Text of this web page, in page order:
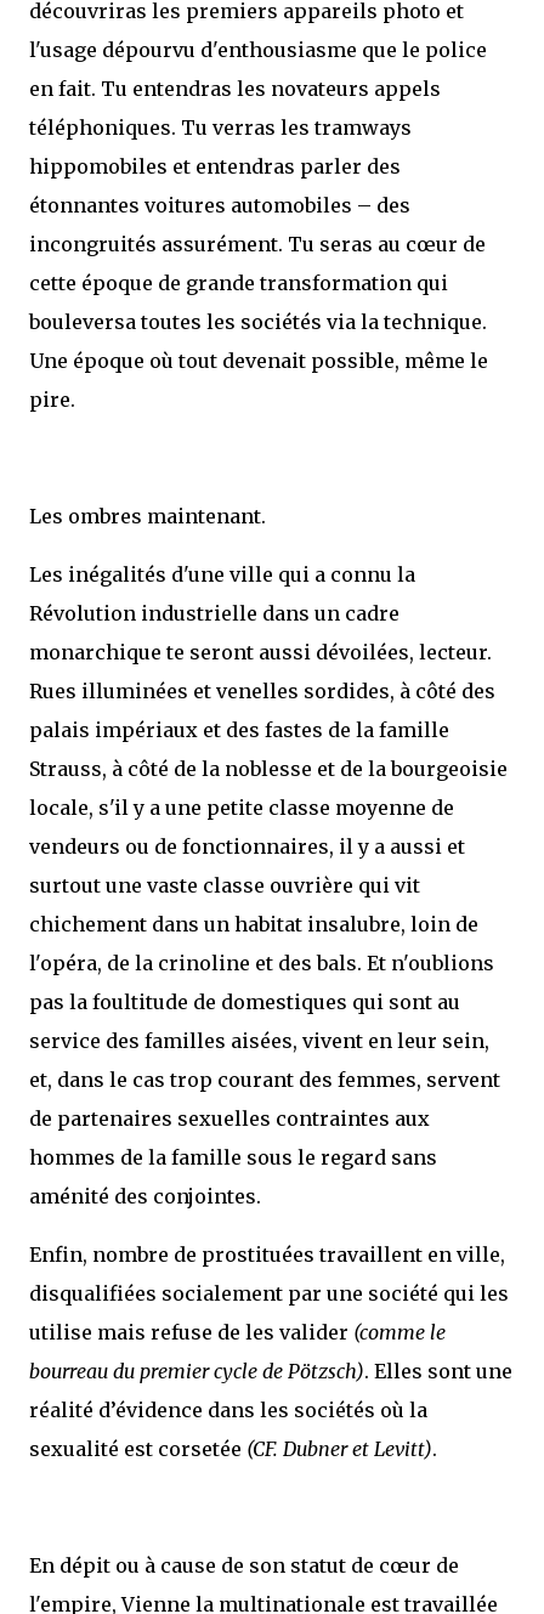
découvriras les premiers appareils photo et
l'usage dépourvu d'enthousiasme que le police
en fait. Tu entendras les novateurs appels
téléphoniques. Tu verras les tramways
hippomobiles et entendras parler des
étonnantes voitures automobiles – des
incongruités assurément. Tu seras au cœur de
cette époque de grande transformation qui
bouleversa toutes les sociétés via la technique.
Une époque où tout devenait possible, même le
pire.
Les ombres maintenant.
Les inégalités d'une ville qui a connu la
Révolution industrielle dans un cadre
monarchique te seront aussi dévoilées, lecteur.
Rues illuminées et venelles sordides, à côté des
palais impériaux et des fastes de la famille
Strauss, à côté de la noblesse et de la bourgeoisie
locale, s'il y a une petite classe moyenne de
vendeurs ou de fonctionnaires, il y a aussi et
surtout une vaste classe ouvrière qui vit
chichement dans un habitat insalubre, loin de
l'opéra, de la crinoline et des bals. Et n'oublions
pas la foultitude de domestiques qui sont au
service des familles aisées, vivent en leur sein,
et, dans le cas trop courant des femmes, servent
de partenaires sexuelles contraintes aux
hommes de la famille sous le regard sans
aménité des conjointes.
Enfin, nombre de prostituées travaillent en ville,
disqualifiées socialement par une société qui les
utilise mais refuse de les valider (comme le
bourreau du premier cycle de Pötzsch). Elles sont une
réalité d’évidence dans les sociétés où la
sexualité est corsetée (CF. Dubner et Levitt).
En dépit ou à cause de son statut de cœur de
l'empire, Vienne la multinationale est travaillée